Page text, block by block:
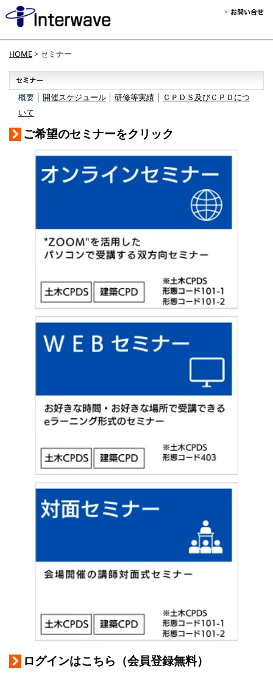
HOME> セミナー
概要 │ 開催スケジュール 研修等実績
ＣＰＤＳ及びＣＰＤにつ
いて
ご希望のセミナーをクリック
ログインはこちら（会員登録無料）